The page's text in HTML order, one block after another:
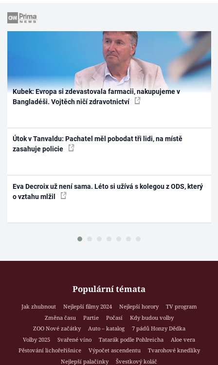
Kubek: Evropa si zdevastovala farmacii, nakupujeme v
Bangladéši. Vojtěch ničí zdravotnictví
Útok v Tanvaldu: Pachatel měl pobodat tři lidi, na místě
zasahuje policie
Eva Decroix už není sama. Léto si užívá s kolegou z ODS, který
o vztahu mlžil
Populární témata
Jak zhubnout Nejlepší filmy 2024 Nejlepší horory
TV program
Změna času
Partie Počasí
Kdy budou volby
ZOO Nové začátky
Auto – katalog
7 pádů Honzy Dědka
Volby 2025
Svařené víno Tatarák podle Pohlreicha
Aloe vera
Pěstování lichořeřišnice
Výpočet ascendentu
Tvarohové knedlíky
Nejlepší palačinky
Švestkový koláč